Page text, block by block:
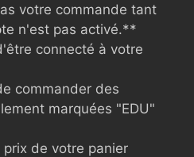
votre commande tant
n'est pas activé.**
connecté à votre
commander des
marquées "EDU"
de votre panier